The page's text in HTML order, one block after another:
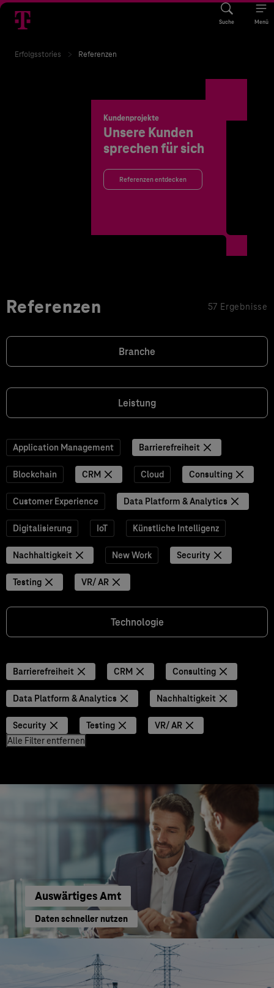
Suche Menü
Erfolgsstories Referenzen
Kundenprojekte
Unsere Kunden
sprechen für sich
Referenzen entdecken
Referenzen 57 Ergebnisse
Branche
Leistung
Application Management Barrierefreiheit
Blockchain CRM Cloud Consulting
Customer Experience Data Platform & Analytics
Digitalisierung IoT Künstliche Intelligenz
Nachhaltigkeit New Work Security
Testing VR/ AR
Technologie
Barrierefreiheit CRM Consulting
Data Platform & Analytics Nachhaltigkeit
Security Testing
VR/ AR
Alle Filter entfernen
Auswärtiges Amt
Daten schneller nutzen